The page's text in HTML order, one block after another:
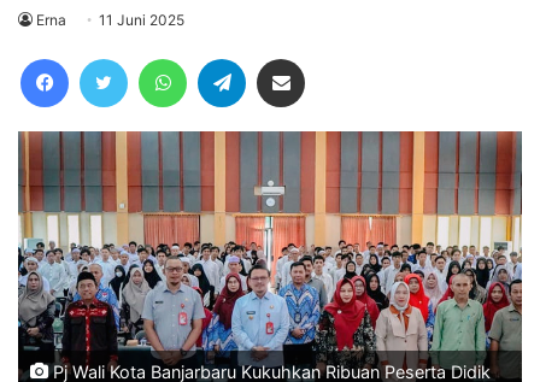
Erna 11 Juni 2025
FacebookTwitter WhatsAppTelegram
Pj Wali Kota Banjarbaru Kukuhkan Ribuan Peserta Didik